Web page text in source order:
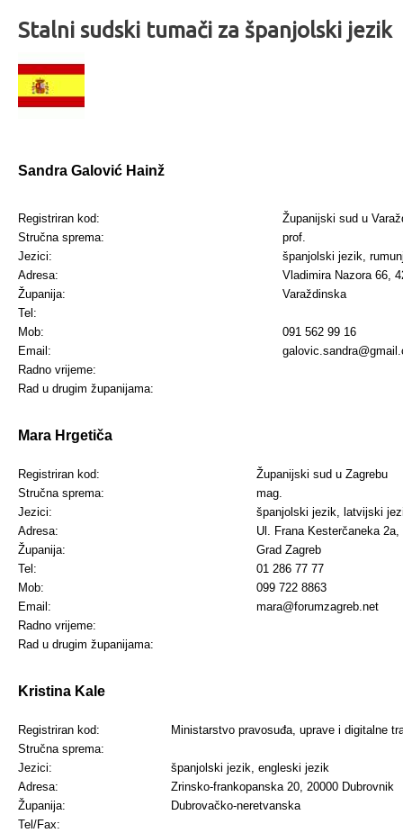
Stalni sudski tumači za španjolski jezik
Sandra Galović Hainž
Registriran kod:
Županijski sud u
Stručna sprema:
prof.
Jezici:
španjolski jezik,
Adresa:
Vladimira Nazora 66,
Županija:
Varaždinska
Tel:
Mob:
091 562 99 16
Email:
Radno vrijeme:
Rad u drugim županijama:
Mara Hrgetiča
Registriran kod:
Županijski sud u Zagrebu
Stručna sprema:
mag.
Jezici:
španjolski jezik, latvijski
Adresa:
Ul. Frana Kesterčaneka 2a,
Županija:
Grad Zagreb
Tel:
01 286 77 77
Mob:
099 722 8863
Email:
mara@forumzagreb.net
Radno vrijeme:
Rad u drugim županijama:
Kristina Kale
Registriran kod:
Ministarstvo pravosuđa, uprave i digitalne
Stručna sprema:
Jezici:
španjolski jezik, engleski jezik
Adresa:
Zrinsko-frankopanska 20, 20000 Dubrovnik
Županija:
Dubrovačko-neretvanska
Tel/Fax: